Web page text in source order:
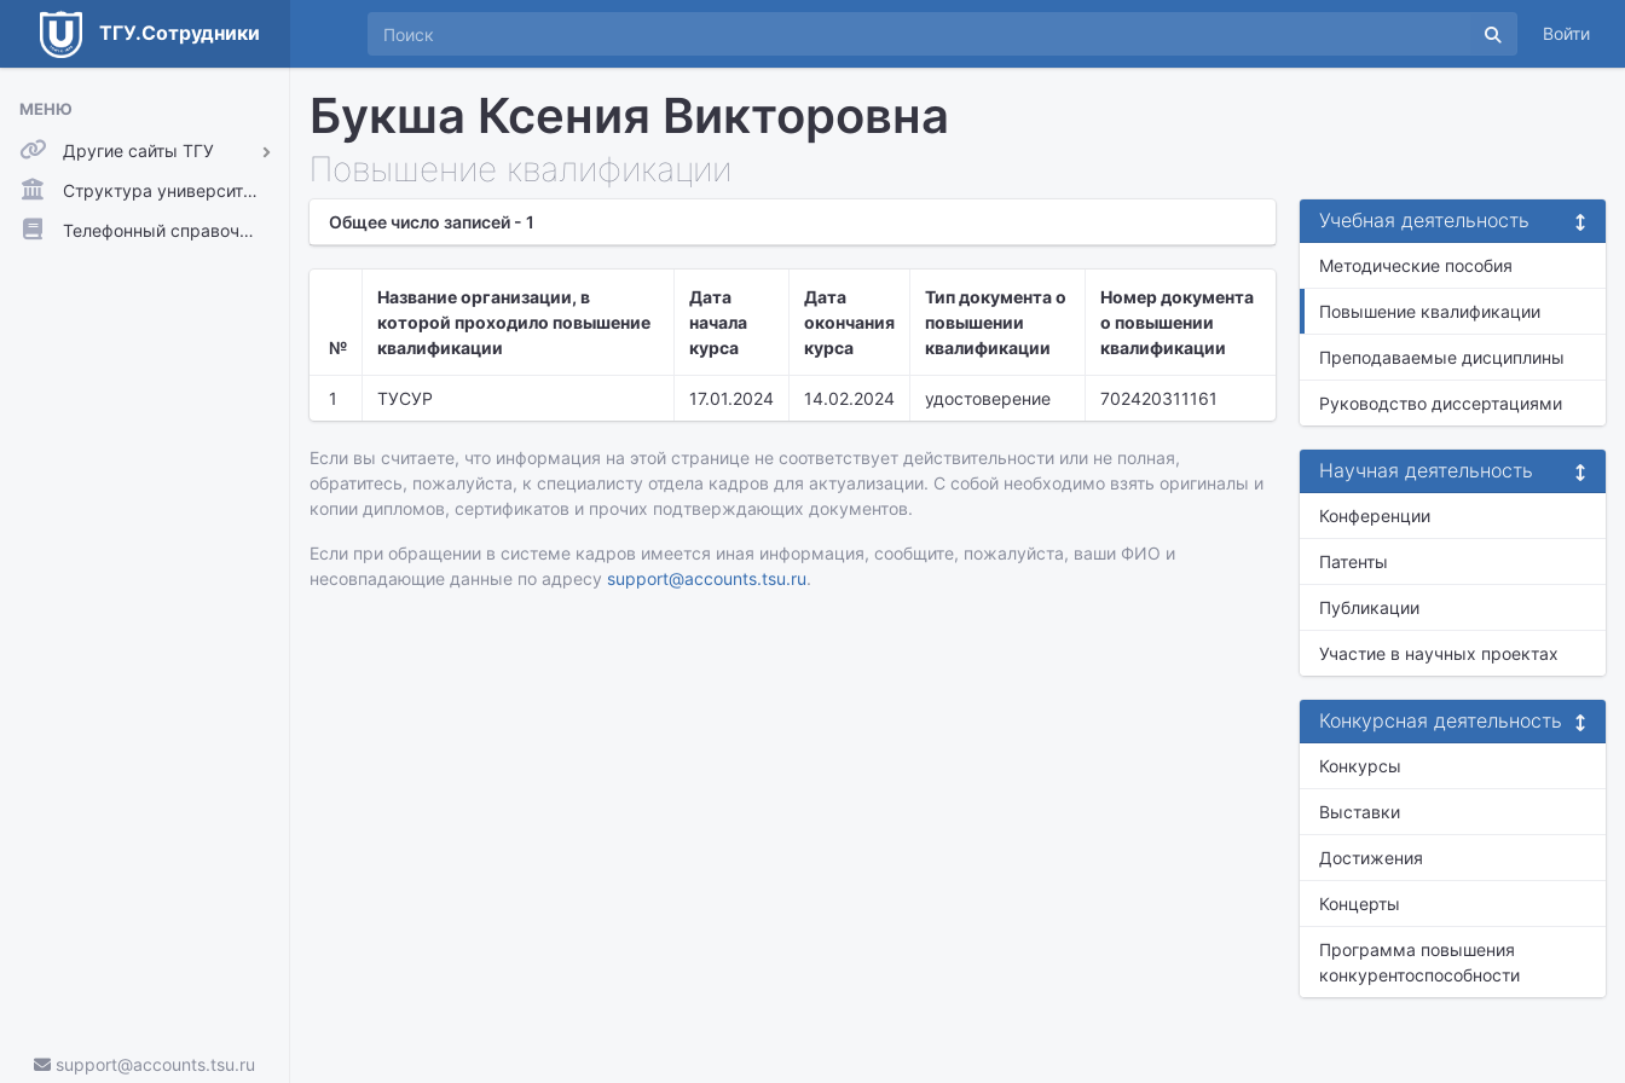
ТГУ.Сотрудники Войти
МЕНЮ
Другие сайты ТГУ
ТГУ.Аккаунты
ТГУ.Расписание
Структура университета
Телефонный справочник
support@accounts.tsu.ru
Букша Ксения Викторовна
Повышение квалификации
Общее число записей - 1
№
Название организации, в
которой проходило повышение
квалификации
Дата
начала
курса
Дата
окончания
курса
Тип документа о
повышении
квалификации
Номер документа
о повышении
квалификации
1 ТУСУР 17.01.2024 14.02.2024 удостоверение 702420311161
Если вы считаете, что информация на этой странице не соответствует действительности или не полная,
обратитесь, пожалуйста, к специалисту отдела кадров для актуализации. С собой необходимо взять оригиналы и
копии дипломов, сертификатов и прочих подтверждающих документов.
Если при обращении в системе кадров имеется иная информация, сообщите, пожалуйста, ваши ФИО и
несовпадающие данные по адресу support@accounts.tsu.ru.
Учебная деятельность
Методические пособия
Повышение квалификации
Преподаваемые дисциплины
Руководство диссертациями
Научная деятельность
Конференции
Патенты
Публикации
Участие в научных проектах
Конкурсная деятельность
Конкурсы
Выставки
Достижения
Концерты
Программа повышения
конкурентоспособности